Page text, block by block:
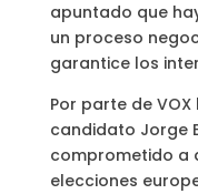
apuntado que
un proceso
garantice los
Por parte de
candidato Jorge
comprometido a
elecciones